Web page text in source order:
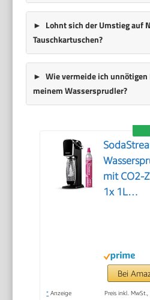
Lohnt sich der Umstieg auf
Tauschkartuschen?
Wie vermeide ich
meinem Wassersprudler?
mit CO2-
1x 1L
Höhe
44 cm
Bei
* Anzeige Preis inkl.